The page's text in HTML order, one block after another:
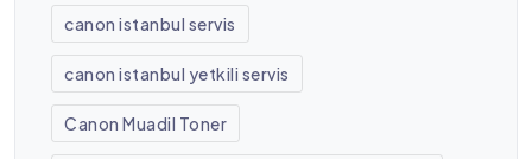
canon istanbul servis
canon istanbul yetkili servis
Canon Muadil Toner